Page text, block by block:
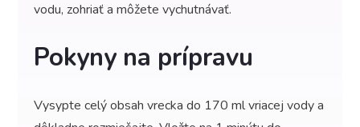
vodu, zohriať a môžete vychutnávať.
Pokyny na prípravu
Vysypte celý obsah vrecka do 170 ml vriacej vody a